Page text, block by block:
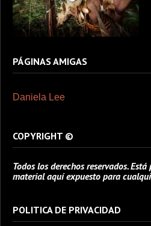
PÁGINAS AMIGAS
Daniela Lee
COPYRIGHT ©
Todos los derechos reservados.
material aquí expuesto para
POLITICA DE PRIVACIDAD